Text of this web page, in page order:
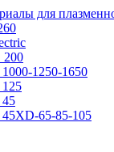
для
1250-1650
45
45XD-65-85-105